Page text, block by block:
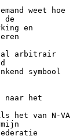
weet hoe
de
en
arbitrair
symbool
naar het
het van N-VA